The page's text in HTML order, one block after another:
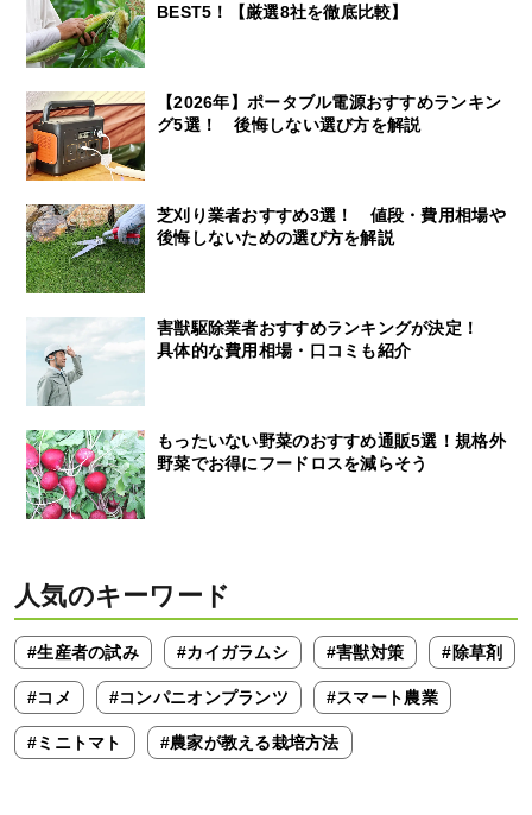
BEST5！【厳選8社を徹底比較】
【2026年】ポータブル電源おすすめランキン
グ5選！ 後悔しない選び方を解説
芝刈り業者おすすめ3選！ 値段・費用相場や
後悔しないための選び方を解説
害獣駆除業者おすすめランキングが決定！
具体的な費用相場・口コミも紹介
もったいない野菜のおすすめ通販5選！規格外
野菜でお得にフードロスを減らそう
人気のキーワード
#生産者の試み #カイガラムシ #害獣対策 #除草剤
#コメ #コンパニオンプランツ #スマート農業
#ミニトマト #農家が教える栽培方法